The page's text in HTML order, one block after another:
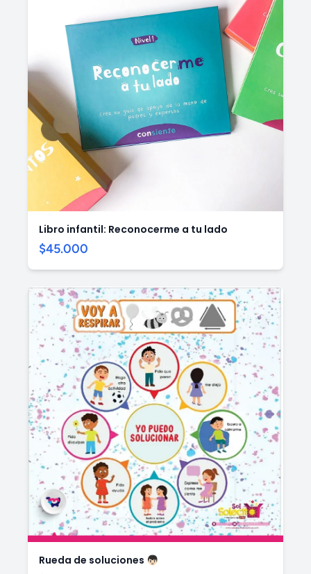
Libro infantil: Reconocerme a tu lado
$45.000
Rueda de soluciones 👦🏻